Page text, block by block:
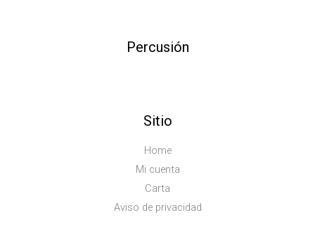
Percusión
Sitio
Home
Mi cuenta
Carta
Aviso de privacidad